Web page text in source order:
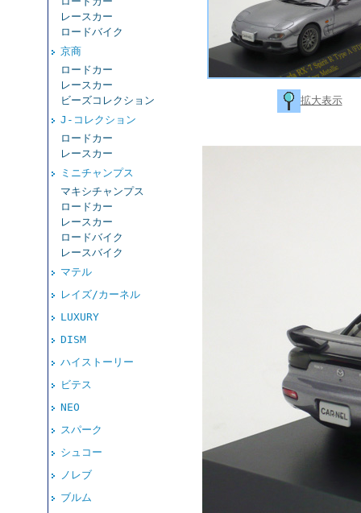
レースカー
ロードバイク
京商
ロードカー
レースカー
ビーズコレクション
J-コレクション
ロードカー
レースカー
ミニチャンプス
マキシチャンプス
ロードカー
レースカー
ロードバイク
レースバイク
マテル
レイズ/カーネル
LUXURY
DISM
ハイストーリー
ビテス
NEO
スパーク
シュコー
ノレブ
ブルム
拡大表示